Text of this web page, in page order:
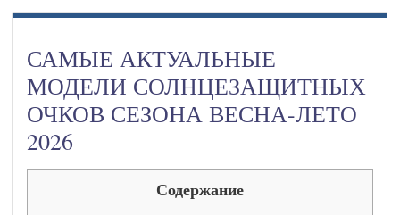
САМЫЕ АКТУАЛЬНЫЕ
МОДЕЛИ СОЛНЦЕЗАЩИТНЫХ
ОЧКОВ СЕЗОНА ВЕСНА-ЛЕТО
2026
Содержание